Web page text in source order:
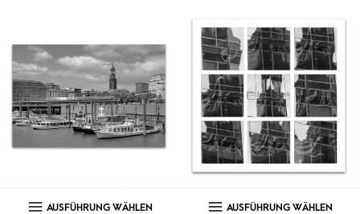
AUSFÜHRUNG WÄHLEN AUSFÜHRUNG WÄHLEN